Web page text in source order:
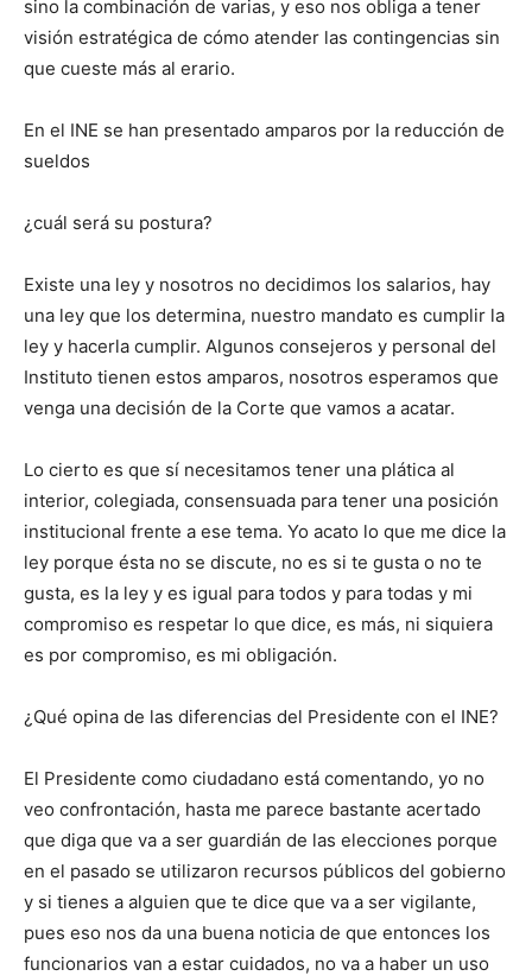
sino la combinación de varias, y eso nos obliga a tener
visión estratégica de cómo atender las contingencias sin
que cueste más al erario.
En el INE se han presentado amparos por la reducción de
sueldos
¿cuál será su postura?
Existe una ley y nosotros no decidimos los salarios, hay
una ley que los determina, nuestro mandato es cumplir la
ley y hacerla cumplir. Algunos consejeros y personal del
Instituto tienen estos amparos, nosotros esperamos que
venga una decisión de la Corte que vamos a acatar.
Lo cierto es que sí necesitamos tener una plática al
interior, colegiada, consensuada para tener una posición
institucional frente a ese tema. Yo acato lo que me dice la
ley porque ésta no se discute, no es si te gusta o no te
gusta, es la ley y es igual para todos y para todas y mi
compromiso es respetar lo que dice, es más, ni siquiera
es por compromiso, es mi obligación.
¿Qué opina de las diferencias del Presidente con el INE?
El Presidente como ciudadano está comentando, yo no
veo confrontación, hasta me parece bastante acertado
que diga que va a ser guardián de las elecciones porque
en el pasado se utilizaron recursos públicos del gobierno
y si tienes a alguien que te dice que va a ser vigilante,
pues eso nos da una buena noticia de que entonces los
funcionarios van a estar cuidados, no va a haber un uso